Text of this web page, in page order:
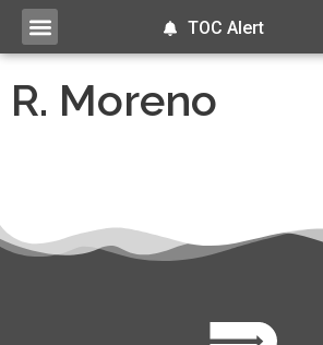
TOC Alert
R. Moreno